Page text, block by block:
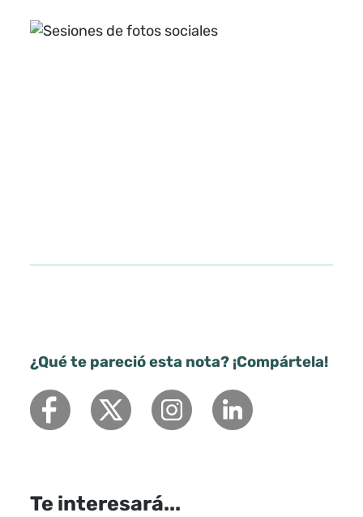
¿Qué te pareció esta nota? ¡Compártela!
Te interesará...